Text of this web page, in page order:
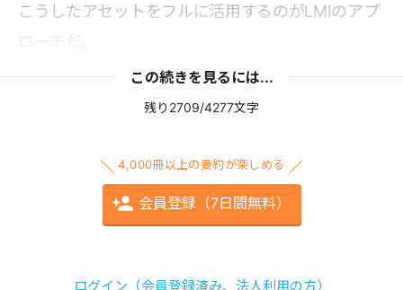
こうしたアセットをフルに活用するのがLMIのアプ
ローチだ。
この続きを見るには...
残り2709/4277文字
4,000冊以上の要約が楽しめる
会員登録（7日間無料）
ログイン（会員登録済み、法人利用の方）